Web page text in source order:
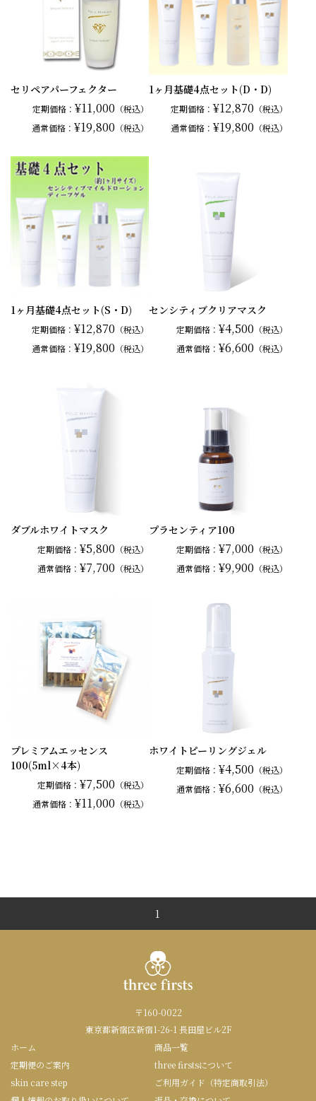
セリペアパーフェクター
定期価格：¥11,000 （税込）
通常価格：¥19,800 （税込）
1ヶ月基礎4点セット(D・D)
定期価格： ¥12,870 （税込）
通常価格： ¥19,800 （税込）
1ヶ月基礎4点セット(S・D)
定期価格：¥12,870 （税込）
通常価格：¥19,800 （税込）
センシティブクリアマスク
定期価格： ¥4,500 （税込）
通常価格： ¥6,600 （税込）
ダブルホワイトマスク
定期価格：¥5,800 （税込）
通常価格：¥7,700 （税込）
プラセンティア100
定期価格： ¥7,000 （税込）
通常価格： ¥9,900 （税込）
プレミアムエッセンス
100(5ml×4本)
定期価格：¥7,500 （税込）
通常価格：¥11,000 （税込）
ホワイトピーリングジェル
定期価格： ¥4,500 （税込）
通常価格： ¥6,600 （税込）
1
〒160-0022
東京都新宿区新宿1-26-1 長田屋ビル2F
ホーム
商品一覧
定期便のご案内
three firstsについて
skin care step
ご利用ガイド（特定商取引法）